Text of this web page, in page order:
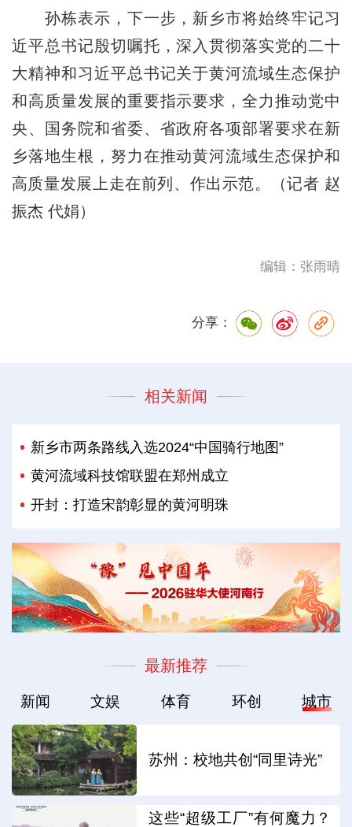
孙栋表示，下一步，新乡市将始终牢记习
近平总书记殷切嘱托，深入贯彻落实党的二十
大精神和习近平总书记关于黄河流域生态保护
和高质量发展的重要指示要求，全力推动党中
央、国务院和省委、省政府各项部署要求在新
乡落地生根，努力在推动黄河流域生态保护和
高质量发展上走在前列、作出示范。（记者 赵
振杰 代娟）
编辑：张雨晴
分享：
相关新闻
新乡市两条路线入选2024“中国骑行地图”
黄河流域科技馆联盟在郑州成立
开封：打造宋韵彰显的黄河明珠
最新推荐
新闻 文娱 体育 环创 城市
苏州：校地共创“同里诗光”
这些“超级工厂”有何魔力？